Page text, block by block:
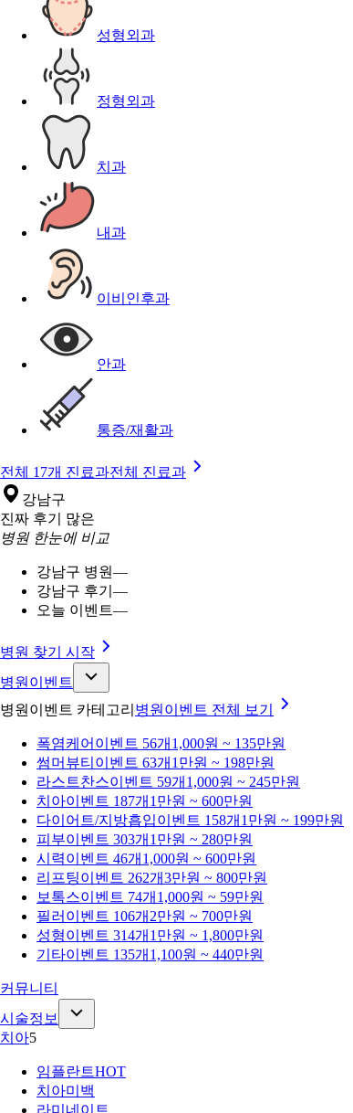
성형외과
정형외과
치과
내과
이비인후과
안과
통증/재활과
전체 17개 진료과전체 진료과
강남구
진짜 후기 많은
병원 한눈에 비교
강남구 병원—
강남구 후기 —
오늘 이벤트—
병원 찾기 시작
병원이벤트
병원이벤트 카테고리 병원이벤트 전체 보기
폭염케어 이벤트 56개 1,000원 ~ 135만원
썸머뷰티 이벤트 63개 1만원 ~ 198만원
라스트찬스이벤트 59개 1,000원 ~ 245만원
치아이벤트 187개 1만원 ~ 600만원
다이어트/지방흡입이벤트 158개 1만원 ~ 199만원
피부이벤트 303개 1만원 ~ 280만원
시력이벤트 46개 1,000원 ~ 600만원
리프팅이벤트 262개3만원 ~ 800만원
보톡스이벤트 74개 1,000원 ~ 59만원
필러 이벤트 106개 2만원 ~ 700만원
성형이벤트 314개 1만원 ~ 1,800만원
기타이벤트 135개 1,100원 ~ 440만원
커뮤니티
시술정보
치아5
임플란트HOT
치아미백
라미네이트